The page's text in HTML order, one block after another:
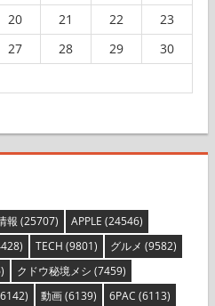
20 21 22
23
27 28 29
30
報(25707) APPLE (24546)
TECH (9801) グルメ (9582)
クドウ秘境メシ (7459)
動画(6139) 6PAC (6113)